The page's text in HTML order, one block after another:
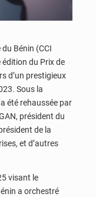
Bénin (CCI
édition du Prix de
d’un prestigieux
Sous la
été rehaussée par
président du
de la
et d’autres
visant le
a orchestré